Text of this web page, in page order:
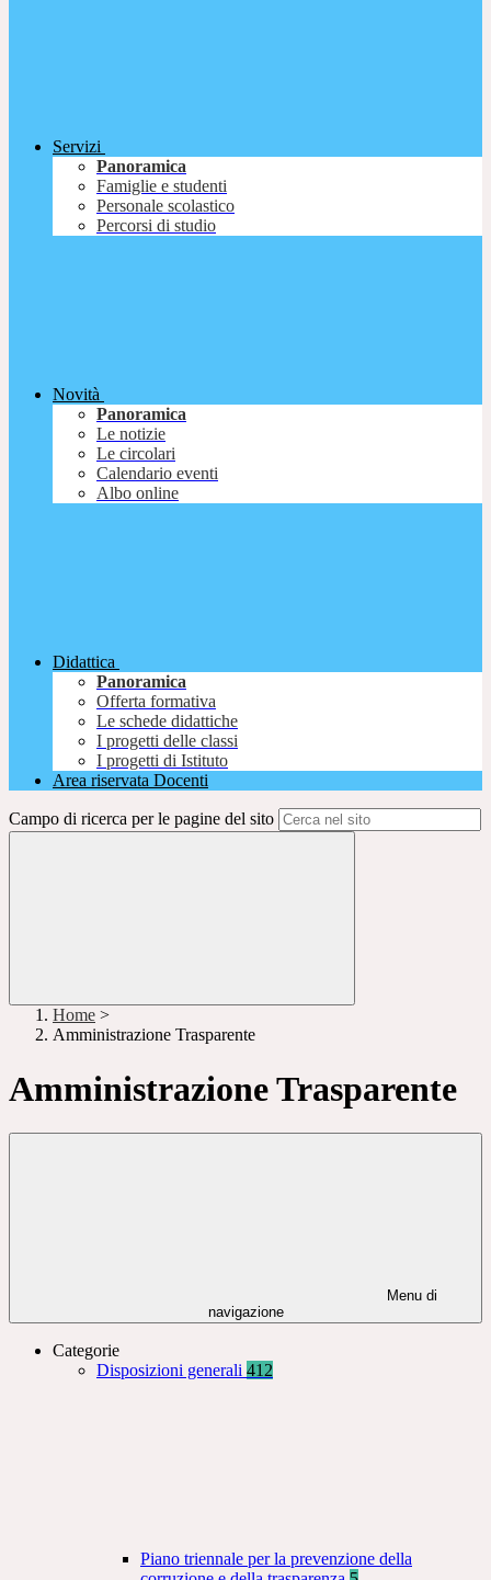
Servizi
Panoramica
Famiglie e studenti
Personale scolastico
Percorsi di studio
Novità
Panoramica
Le notizie
Le circolari
Calendario eventi
Albo online
Didattica
Panoramica
Offerta formativa
Le schede didattiche
I progetti delle classi
I progetti di Istituto
Area riservata Docenti
Campo di ricerca per le pagine del sito
Home >
Amministrazione Trasparente
Amministrazione Trasparente
Menu di
navigazione
Categorie
Disposizioni generali 412
Piano triennale per la prevenzione della